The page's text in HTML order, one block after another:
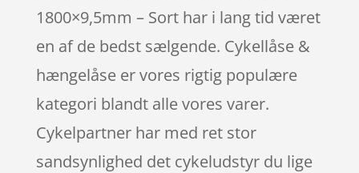
1800×9,5mm – Sort har i lang tid været
en af de bedst sælgende. Cykellåse &
hængelåse er vores rigtig populære
kategori blandt alle vores varer.
Cykelpartner har med ret stor
sandsynlighed det cykeludstyr du lige